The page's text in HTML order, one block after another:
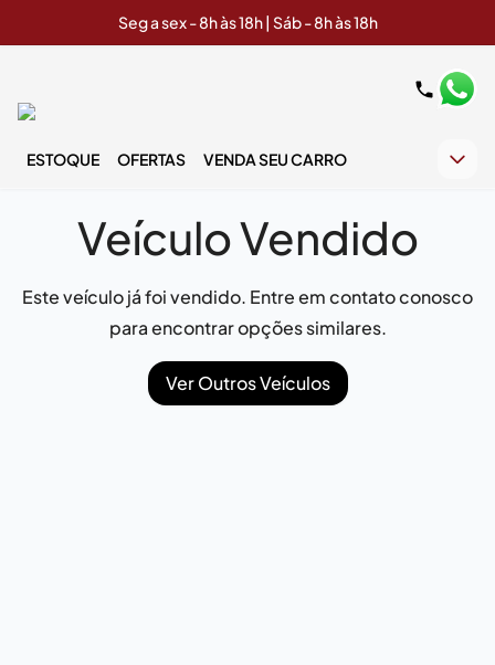
Seg a sex - 8h às 18h | Sáb - 8h às 18h
ESTOQUE OFERTAS VENDA SEU CARRO
Veículo Vendido
Este veículo já foi vendido. Entre em contato conosco
para encontrar opções similares.
Ver Outros Veículos